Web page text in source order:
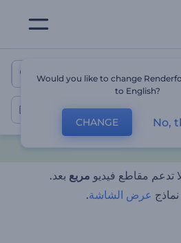
تدعم مقاطع فيديو مربع بعد.
عرض الشاشة.
Would you like to change
to English?
CHANGE No,